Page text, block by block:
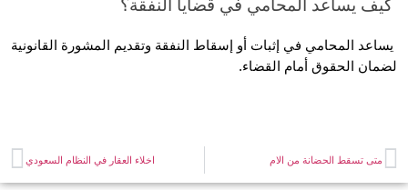
يساعد المحامي في إثبات أو إسقاط النفقة وتقديم المشورة القانونية
الحقوق أمام القضاء.
تسقط الحضانة من الام اخلاء العقار في النظام السعودي